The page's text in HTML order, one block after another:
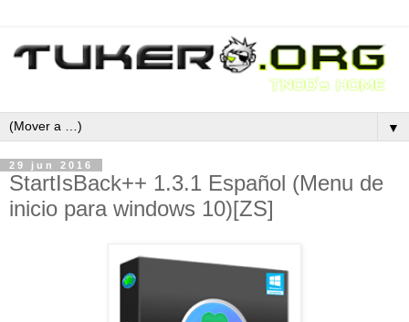
▼
29 jun 2016
StartIsBack++ 1.3.1 Español (Menu de
inicio para windows 10)[ZS]